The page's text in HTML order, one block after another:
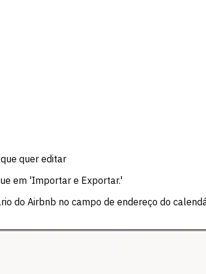
quer editar
em 'Importar e Exportar.'
do Airbnb no campo de endereço do